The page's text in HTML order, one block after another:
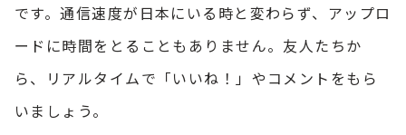
です。通信速度が日本にいる時と変わらず、アップロ
ードに時間をとることもありません。友人たちか
ら、リアルタイムで「いいね！」やコメントをもら
いましょう。